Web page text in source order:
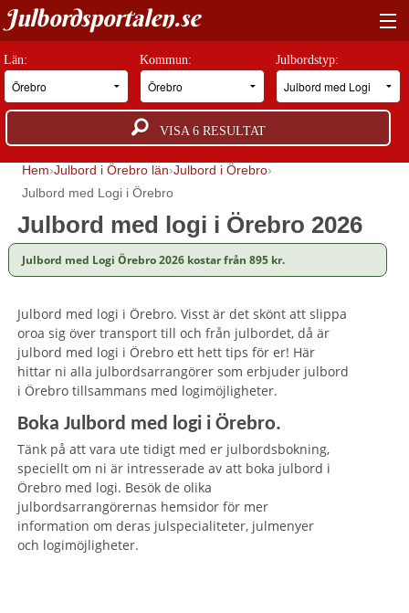
Julbordsportalen.se
HITTA RÄTT JULBORD
BOKNINGSFÖRFRÅGAN
GUIDER
OM OSS
ANNONSERA
Län: Kommun: Julbordstyp:
VISA 6RESULTAT
Hem Julbord i Örebro län Julbord i Örebro
Julbord med Logi i Örebro
Julbord med logi i Örebro 2026
Julbord med Logi Örebro 2026 kostar från 895 kr.
Julbord med logi i Örebro. Visst är det skönt att slippa
oroa sig över transport till och från julbordet, då är
julbord med logi i Örebro ett hett tips för er! Här
hittar ni alla julbordsarrangörer som erbjuder julbord
i Örebro tillsammans med logimöjligheter.
Boka Julbord med logi i Örebro.
Tänk på att vara ute tidigt med er julbordsbokning,
speciellt om ni är intresserade av att boka julbord i
Örebro med logi. Besök de olika
julbordsarrangörernas hemsidor för mer
information om deras julspecialiteter, julmenyer
och logimöjligheter.